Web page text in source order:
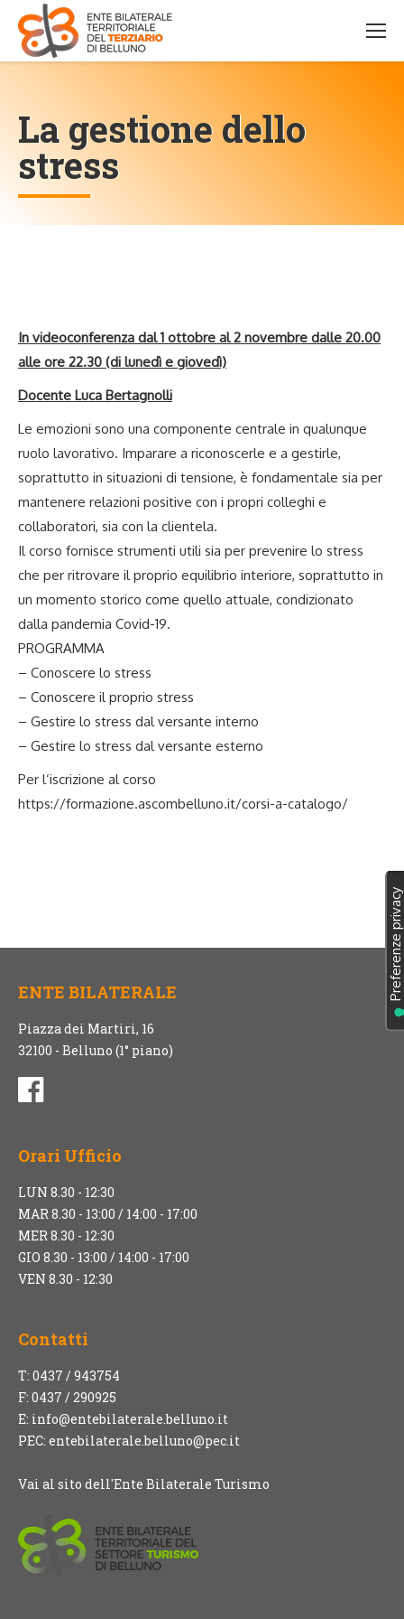
La gestione dello
stress
In videoconferenza dal 1 ottobre al 2 novembre dalle 20.00
alle ore 22.30 (di lunedì e giovedì)
Docente Luca Bertagnolli
Le emozioni sono una componente centrale in qualunque
ruolo lavorativo. Imparare a riconoscerle e a gestirle,
soprattutto in situazioni di tensione, è fondamentale sia per
mantenere relazioni positive con i propri colleghi e
collaboratori, sia con la clientela.
Il corso fornisce strumenti utili sia per prevenire lo stress
che per ritrovare il proprio equilibrio interiore, soprattutto in
un momento storico come quello attuale, condizionato
dalla pandemia Covid-19.
PROGRAMMA
– Conoscere lo stress
– Conoscere il proprio stress
– Gestire lo stress dal versante interno
– Gestire lo stress dal versante esterno
Per l’iscrizione al corso
https://formazione.ascombelluno.it/corsi-a-catalogo/
ENTE BILATERALE
Piazza dei Martiri, 16
32100 - Belluno (1° piano)
Orari Ufficio
LUN 8.30 - 12:30
MAR 8.30 - 13:00 / 14:00 - 17:00
MER 8.30 - 12:30
GIO 8.30 - 13:00 / 14:00 - 17:00
VEN 8.30 - 12:30
Contatti
T: 0437 / 943754
F: 0437 / 290925
E: info@entebilaterale.belluno.it
PEC: entebilaterale.belluno@pec.it
Vai al sito dell'Ente Bilaterale Turismo